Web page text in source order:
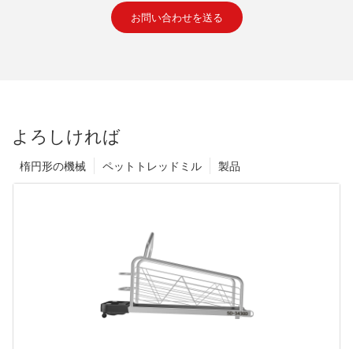
お問い合わせを送る
よろしければ
製品
ペットトレッドミル
楕円形の機械